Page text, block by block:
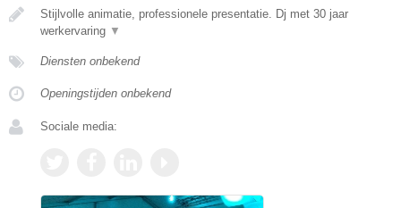
Stijlvolle animatie, professionele presentatie. Dj met 30 jaar
werkervaring ▼
Diensten onbekend
Openingstijden onbekend
Sociale media: